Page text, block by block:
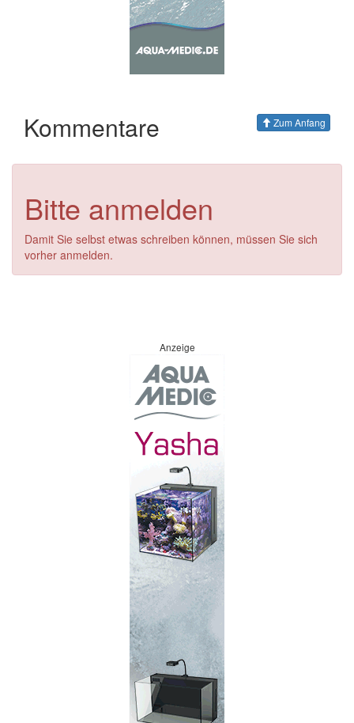
Kommentare Zum Anfang
Bitte anmelden
Damit Sie selbst etwas schreiben können, müssen Sie sich
vorher anmelden.
Anzeige